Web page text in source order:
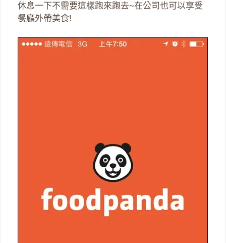
休息一下不需要這樣跑來跑去~在公司也可以享受
餐廳外帶美食!